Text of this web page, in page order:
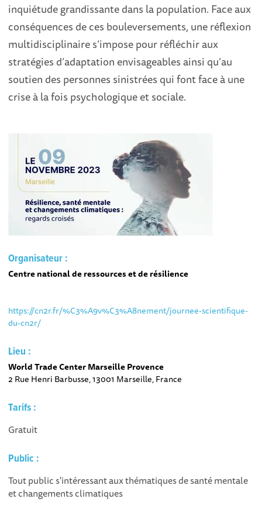
inquiétude grandissante dans la population. Face aux
conséquences de ces bouleversements, une réflexion
multidisciplinaire s’impose pour réfléchir aux
stratégies d’adaptation envisageables ainsi qu’au
soutien des personnes sinistrées qui font face à une
crise à la fois psychologique et sociale.
Organisateur :
Centre national de ressources et de résilience
https://cn2r.fr/%C3%A9v%C3%A8nement/journee-scientifique-
du-cn2r/
Lieu :
World Trade Center Marseille Provence
2 Rue Henri Barbusse, 13001 Marseille, France
Tarifs :
Gratuit
Public :
Tout public s'intéressant aux thématiques de santé mentale
et changements climatiques